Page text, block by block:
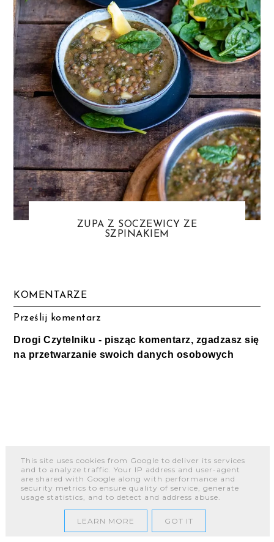
ZUPA Z SOCZEWICY ZE
SZPINAKIEM
KOMENTARZE
Prześlij komentarz
Drogi Czytelniku - pisząc komentarz, zgadzasz się
na przetwarzanie swoich danych osobowych
This site uses cookies from Google to deliver its services
and to analyze traffic. Your IP address and user-agent
are shared with Google along with performance and
security metrics to ensure quality of service, generate
usage statistics, and to detect and address abuse.
LEARN MORE GOT IT